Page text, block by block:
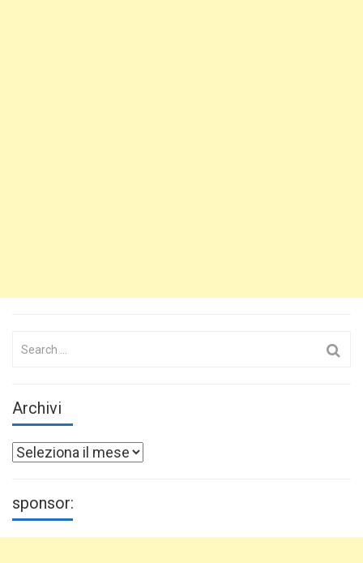
Search
Archivi
Archivi
sponsor: